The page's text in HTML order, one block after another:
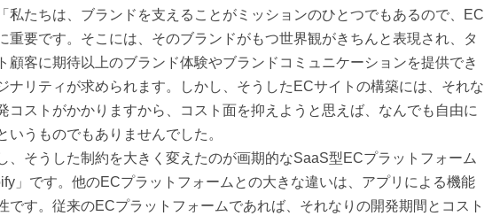
たちは、ブランドを支えることがミッションのひとつでもあるので、EC
重要です。そこには、そのブランドがもつ世界観がきちんと表現され、タ
顧客に期待以上のブランド体験やブランドコミュニケーションを提供でき
ナリティが求められます。しかし、そうしたECサイトの構築には、それな
コストがかかりますから、コスト面を抑えようと思えば、なんでも自由に
いうものでもありませんでした。
、そうした制約を大きく変えたのが画期的なSaaS型ECプラットフォーム
」です。他のECプラットフォームとの大きな違いは、アプリによる機能
です。従来のECプラットフォームであれば、それなりの開発期間とコスト